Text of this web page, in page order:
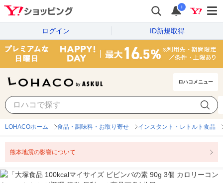
i
ログイン ID新規取得
ロハコメニュー
LOHACOホーム 食品・調味料・お取り寄せ インスタント・レトルト食品
熊本地震の影響について